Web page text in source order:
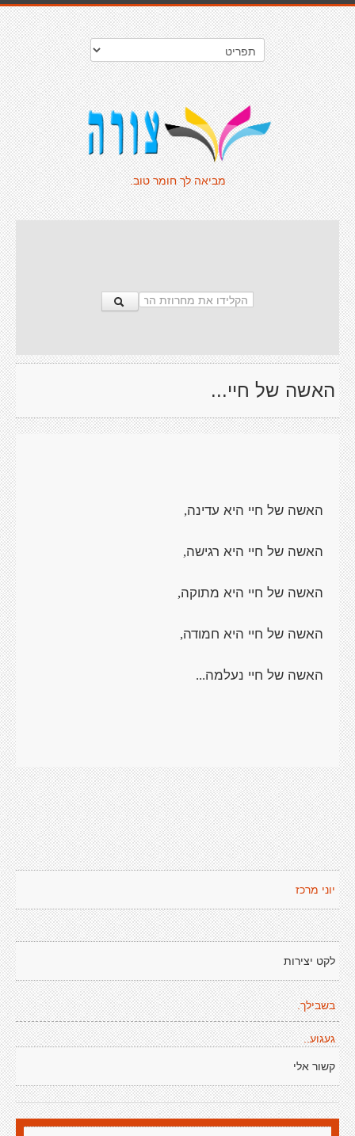
מביאה לך חומר טוב.
האשה של חיי...
האשה של חיי היא עדינה,
האשה של חיי היא רגישה,
האשה של חיי היא מתוקה,
האשה של חיי היא חמודה,
האשה של חיי נעלמה...
יוני מרכז
לקט יצירות
בשבילך.
געגוע..
קשור אלי